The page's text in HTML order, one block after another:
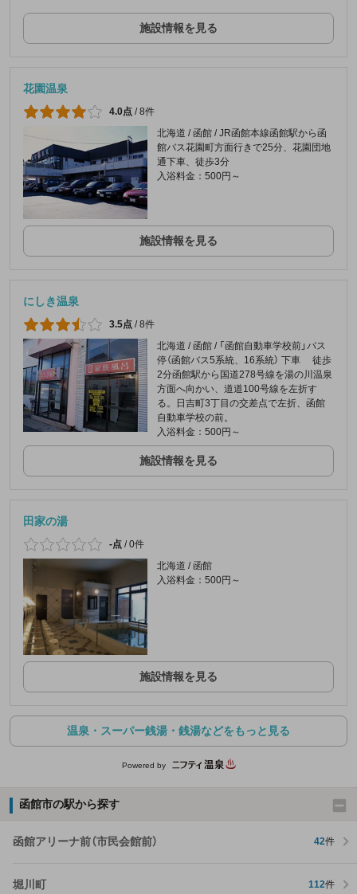
施設情報を見る
花園温泉
4.0点 /8件
北海道 / 函館 / JR函館本線函館駅から函
館バス花園町方面行きで25分、花園団地
通下車、徒歩3分
入浴料金：500円～
施設情報を見る
にしき温泉
3.5点 /8件
北海道 / 函館 / 「函館自動車学校前」バス
停（函館バス5系統、16系統） 下車 徒歩
2分函館駅から国道278号線を湯の川温泉
方面へ向かい、道道100号線を左折す
る。日吉町3丁目の交差点で左折、函館
自動車学校の前。
入浴料金：500円～
施設情報を見る
田家の湯
-点 /0件
北海道 / 函館
入浴料金：500円～
施設情報を見る
温泉・スーパー銭湯・銭湯などをもっと見る
Powered by
函館市の駅から探す
函館アリーナ前（市民会館前） 42件
堀川町 112件